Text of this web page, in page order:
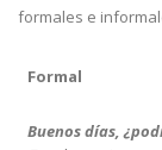
formales e
Formal
Buenos días,